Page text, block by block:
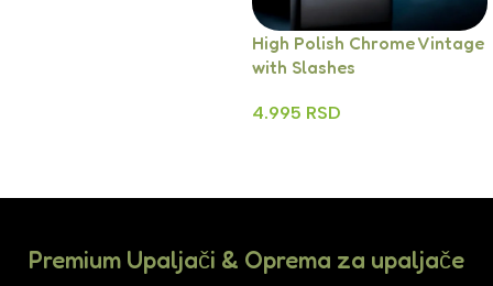
High Polish Chrome Vintage
with Slashes
4.995 RSD
Premium Upaljači & Oprema za upaljače